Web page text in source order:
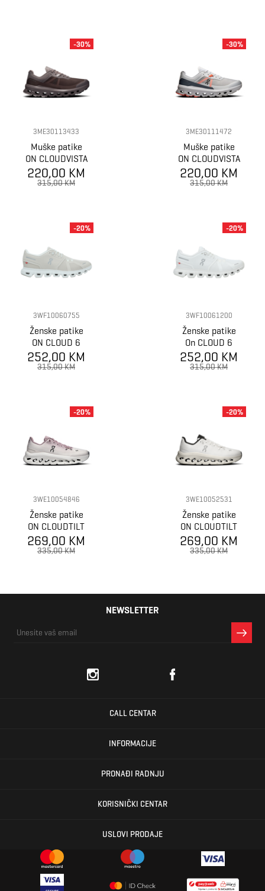
3ME30113433
Muške patike
ON CLOUDVISTA
220,00 KM
315,00 KM
-30%
3ME30111472
Muške patike
ON CLOUDVISTA
2
220,00 KM
315,00 KM
-30%
3WF10060755
Ženske patike
ON CLOUD 6
252,00 KM
315,00 KM
-20%
3WF10061200
Ženske patike
On CLOUD 6
252,00 KM
315,00 KM
-20%
3WE10054846
Ženske patike
ON CLOUDTILT
269,00 KM
335,00 KM
-20%
3WE10052531
Ženske patike
ON CLOUDTILT
269,00 KM
335,00 KM
-20%
NEWSLETTER
CALL CENTAR
INFORMACIJE
PRONAĐI RADNJU
KORISNIČKI CENTAR
USLOVI PRODAJE